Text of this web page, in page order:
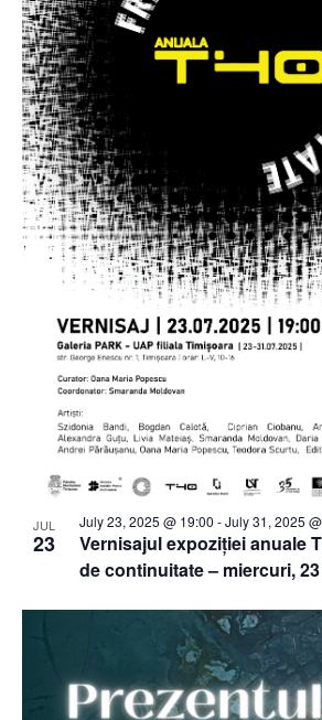
JUL
23
Vernisajul expoziției anuale
de continuitate – miercuri,
July 23, 2025 @ 19:00 -July 31, 2025